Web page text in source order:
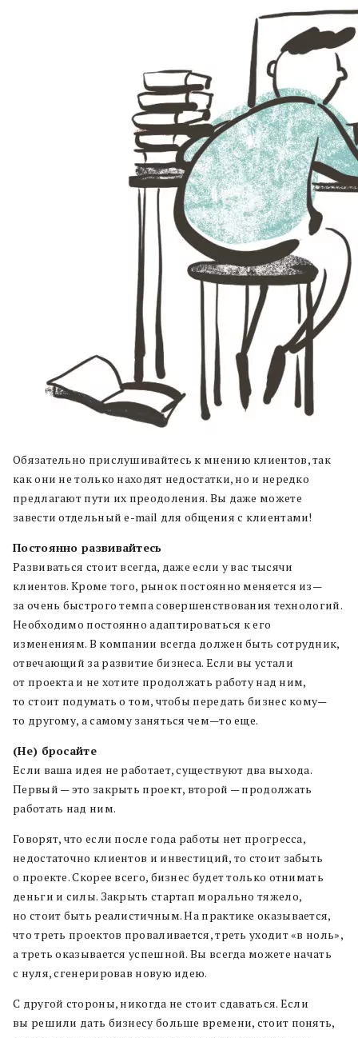
Обязательно прислушивайтесь к мнению клиентов,так
как они не только находят недостатки, но и нередко
предлагают пути их преодоления. Вы даже можете
завести отдельный e-mail для общения с клиентами!
Постоянно развивайтесь
Развиваться стоит всегда, даже если у вас тысячи
клиентов.Кроме того, рынок постоянно меняется из—
за очень быстрого темпа совершенствования технологий.
Необходимо постоянно адаптироваться к его
изменениям. В компании всегда должен быть сотрудник,
отвечающий за развитие бизнеса. Если вы устали
от проекта и не хотите продолжать работу над ним,
то стоит подумать о том, чтобы передать бизнес кому—
то другому, а самому заняться чем—то еще.
(Не) бросайте
Если ваша идея не работает,существуют два выхода.
Первый — это закрыть проект, второй — продолжать
работать над ним.
Говорят, что если после года работы нет прогресса,
недостаточно клиентов и инвестиций, то стоит забыть
о проекте.Скорее всего, бизнес будет только отнимать
деньги и силы. Закрыть стартап морально тяжело,
но стоит быть реалистичным.На практикеоказывается,
что треть проектов проваливается,треть уходит «в ноль»,
а треть оказывается успешной.Вы всегда можете начать
с нуля,сгенерировав новую идею.
С другой стороны, никогда не стоит сдаваться. Если
вы решили дать бизнесу больше времени, стоит понять,